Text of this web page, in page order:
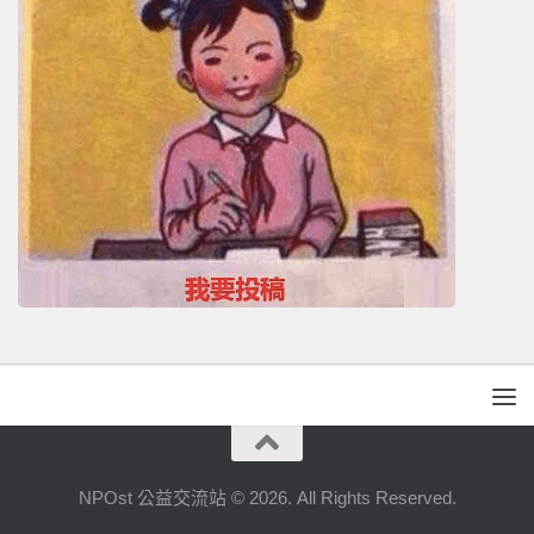
NPOst 公益交流站 © 2026. All Rights Reserved.